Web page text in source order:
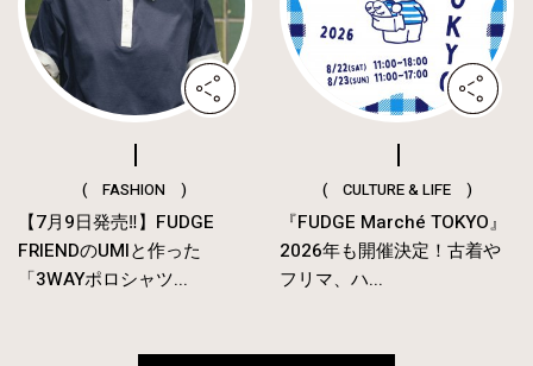
( FASHION )
【7月9日発売‼︎】FUDGE
FRIENDのUMIと作った
「3WAYポロシャツ...
( CULTURE & LIFE )
『FUDGE Marché TOKYO』
2026年も開催決定！古着や
フリマ、ハ...